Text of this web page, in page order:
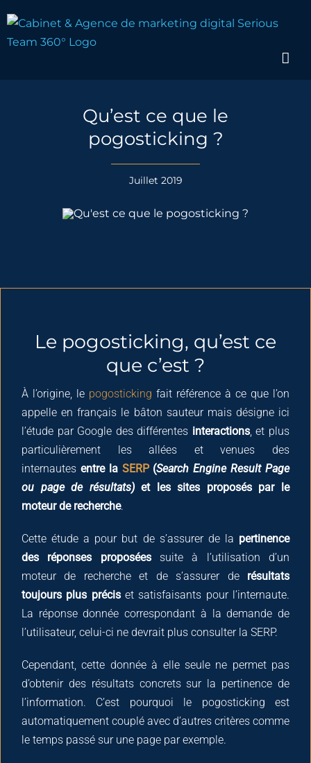
au
contenu
Qu’est ce que le
pogosticking ?
Juillet 2019
Le pogosticking, qu’est ce
que c’est ?
À l’origine, le pogosticking fait référence à ce que l’on
appelle en français le bâton sauteur mais désigne ici
l’étude par Google des différentes interactions, et plus
particulièrement les allées et venues des
internautes entre la SERP(Search Engine Result Page
ou page de résultats)et les sites proposés par le
moteur de recherche.
Cette étude a pour but de s’assurer de la pertinence
des réponses proposéessuite à l’utilisation d’un
moteur de recherche et de s’assurer de résultats
toujours plus préciset satisfaisants pour l’internaute.
La réponse donnée correspondant à la demande de
l’utilisateur, celui-ci ne devrait plus consulter la SERP.
Cependant, cette donnée à elle seule ne permet pas
d’obtenir des résultats concrets sur la pertinence de
l’information. C’est pourquoi le pogosticking est
automatiquement couplé avec d’autres critères comme
le temps passé sur une page par exemple.